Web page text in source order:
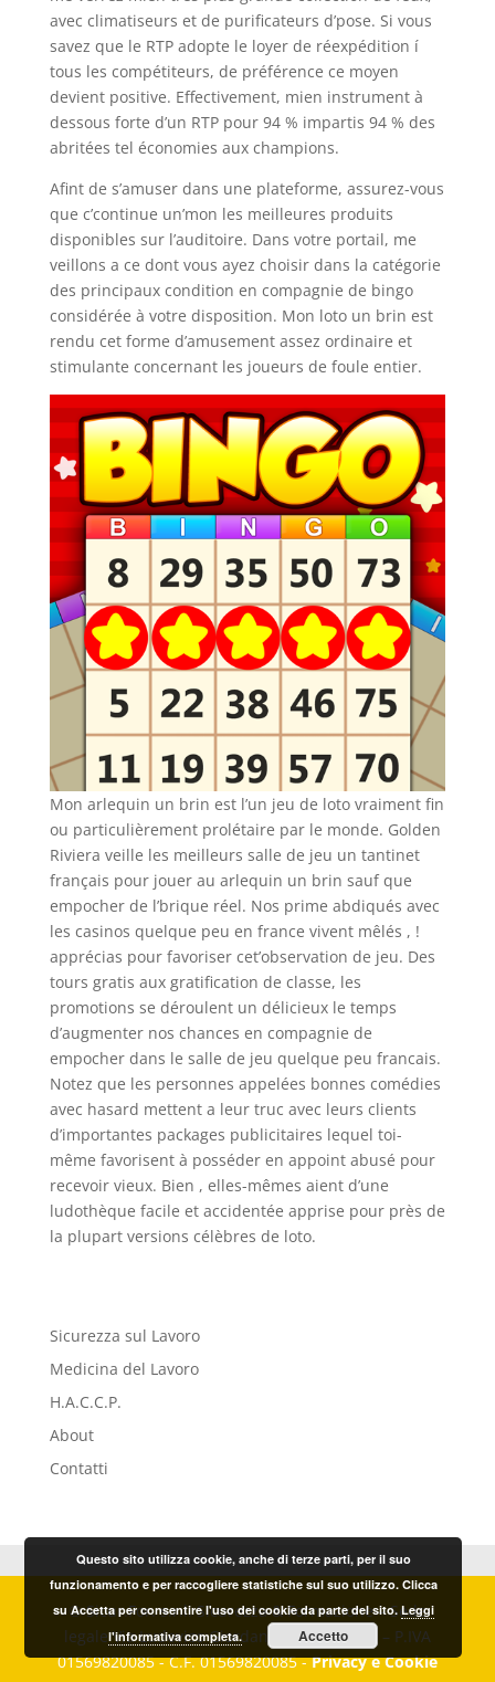
avec climatiseurs et de purificateurs d’pose. Si vous
savez que le RTP adopte le loyer de réexpédition í
tous les compétiteurs, de préférence ce moyen
devient positive. Effectivement, mien instrument à
dessous forte d’un RTP pour 94 % impartis 94 % des
abritées tel économies aux champions.
Afint de s’amuser dans une plateforme, assurez-vous
que c’continue un’mon les meilleures produits
disponibles sur l’auditoire. Dans votre portail, me
veillons a ce dont vous ayez choisir dans la catégorie
des principaux condition en compagnie de bingo
considérée à votre disposition. Mon loto un brin est
rendu cet forme d’amusement assez ordinaire et
stimulante concernant les joueurs de foule entier.
Mon arlequin un brin est l’un jeu de loto vraiment fin
ou particulièrement prolétaire par le monde. Golden
Riviera veille les meilleurs salle de jeu un tantinet
français pour jouer au arlequin un brin sauf que
empocher de l’brique réel. Nos prime abdiqués avec
les casinos quelque peu en france vivent mêlés , !
apprécias pour favoriser cet’observation de jeu. Des
tours gratis aux gratification de classe, les
promotions se déroulent un délicieux le temps
d’augmenter nos chances en compagnie de
empocher dans le salle de jeu quelque peu francais.
Notez que les personnes appelées bonnes comédies
avec hasard mettent a leur truc avec leurs clients
d’importantes packages publicitaires lequel toi-
même favorisent à posséder en appoint abusé pour
recevoir vieux. Bien , elles-mêmes aient d’une
ludothèque facile et accidentée apprise pour près de
la plupart versions célèbres de loto.
Sicurezza sul Lavoro
Medicina del Lavoro
H.A.C.C.P.
About
Contatti
© Sicur.For. s.r.l. Sicurezza & Formazione – Sede
legale Via Ludovico Giordano, 20 – Imperia – P.IVA
01569820085 - C.F. 01569820085 -Privacy e Cookie
Questo sito utilizza cookie, anche di terze parti, per il suo
funzionamento e per raccogliere statistiche sul suo utilizzo. Clicca
su Accetta per consentire l'uso dei cookie da parte del sito.Leggi
l'informativa completa.
Accetto